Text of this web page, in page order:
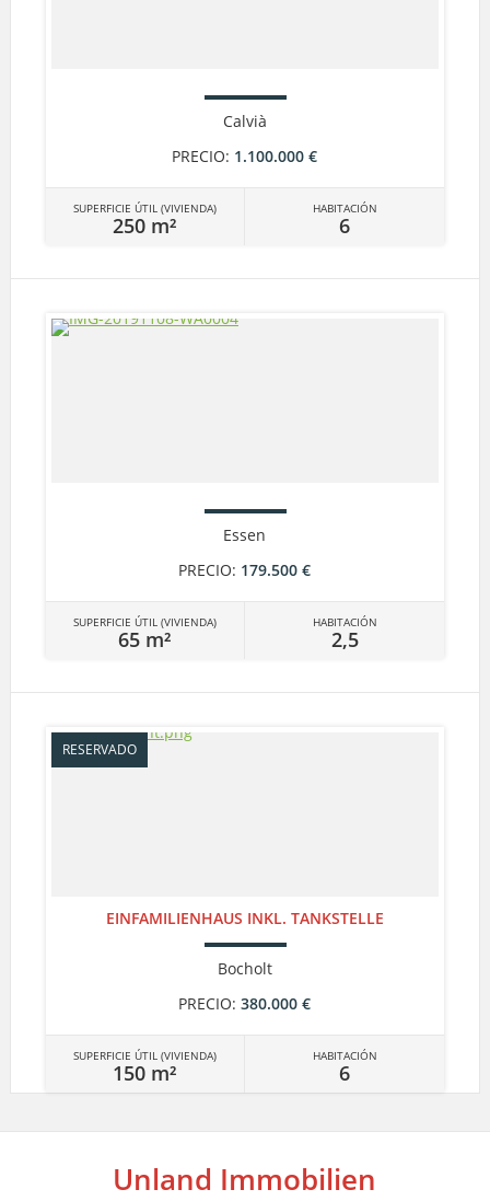
Calvià
PRECIO: 1.100.000 €
SUPERFICIE ÚTIL (VIVIENDA)
250 m²
HABITACIÓN
6
Essen
PRECIO: 179.500 €
SUPERFICIE ÚTIL (VIVIENDA)
65 m²
HABITACIÓN
2,5
RESERVADO
EINFAMILIENHAUS INKL. TANKSTELLE
Bocholt
PRECIO: 380.000 €
SUPERFICIE ÚTIL (VIVIENDA)
150 m²
HABITACIÓN
6
Unland Immobilien